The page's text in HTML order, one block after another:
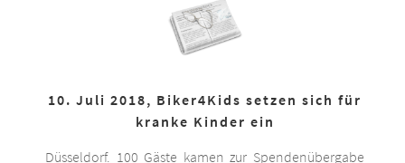
10. Juli 2018, Biker4Kids setzen sich für
kranke Kinder ein
Düsseldorf. 100 Gäste kamen zur Spendenübergabe